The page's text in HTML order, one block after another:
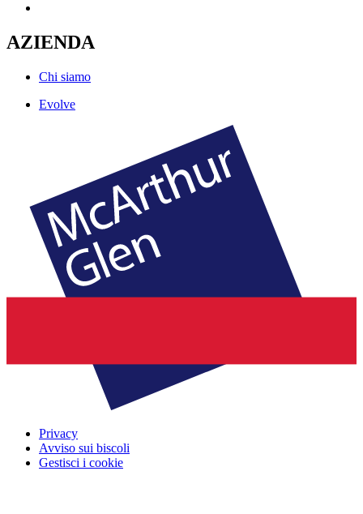
AZIENDA
Chi siamo
Evolve
Privacy
Avviso sui biscoli
Gestisci i cookie